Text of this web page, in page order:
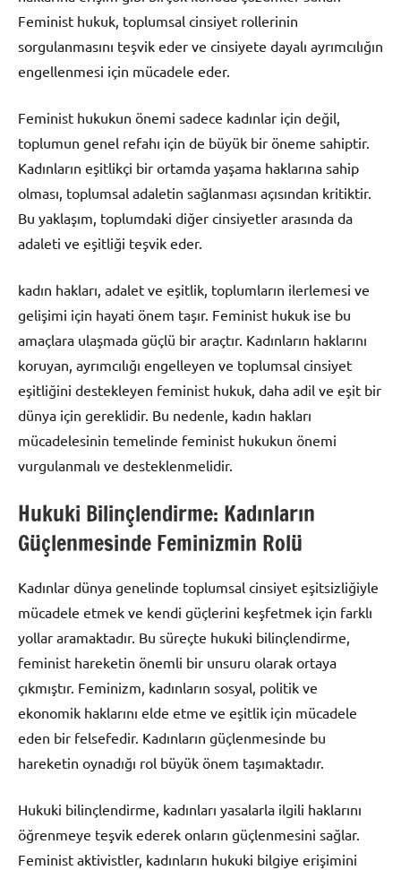
Feminist hukuk, toplumsal cinsiyet rollerinin
sorgulanmasını teşvik eder ve cinsiyete dayalı ayrımcılığın
engellenmesi için mücadele eder.
Feminist hukukun önemi sadece kadınlar için değil,
toplumun genel refahı için de büyük bir öneme sahiptir.
Kadınların eşitlikçi bir ortamda yaşama haklarına sahip
olması, toplumsal adaletin sağlanması açısından kritiktir.
Bu yaklaşım, toplumdaki diğer cinsiyetler arasında da
adaleti ve eşitliği teşvik eder.
kadın hakları, adalet ve eşitlik, toplumların ilerlemesi ve
gelişimi için hayati önem taşır. Feminist hukuk ise bu
amaçlara ulaşmada güçlü bir araçtır. Kadınların haklarını
koruyan, ayrımcılığı engelleyen ve toplumsal cinsiyet
eşitliğini destekleyen feminist hukuk, daha adil ve eşit bir
dünya için gereklidir. Bu nedenle, kadın hakları
mücadelesinin temelinde feminist hukukun önemi
vurgulanmalı ve desteklenmelidir.
Hukuki Bilinçlendirme: Kadınların
Güçlenmesinde Feminizmin Rolü
Kadınlar dünya genelinde toplumsal cinsiyet eşitsizliğiyle
mücadele etmek ve kendi güçlerini keşfetmek için farklı
yollar aramaktadır. Bu süreçte hukuki bilinçlendirme,
feminist hareketin önemli bir unsuru olarak ortaya
çıkmıştır. Feminizm, kadınların sosyal, politik ve
ekonomik haklarını elde etme ve eşitlik için mücadele
eden bir felsefedir. Kadınların güçlenmesinde bu
hareketin oynadığı rol büyük önem taşımaktadır.
Hukuki bilinçlendirme, kadınları yasalarla ilgili haklarını
öğrenmeye teşvik ederek onların güçlenmesini sağlar.
Feminist aktivistler, kadınların hukuki bilgiye erişimini